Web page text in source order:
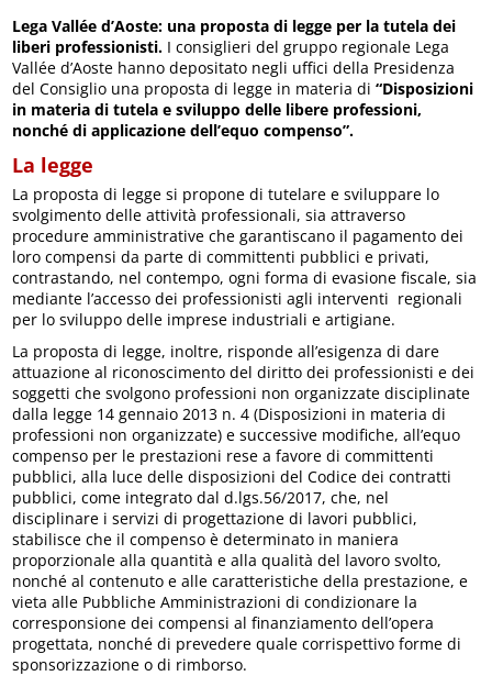
Lega Vallée d’Aoste: una proposta di legge per la tutela dei
liberi professionisti. I consiglieri del gruppo regionale Lega
Vallée d’Aoste hanno depositato negli uffici della Presidenza
del Consiglio una proposta di legge in materia di“Disposizioni
in materia di tutela e sviluppo delle libere professioni,
nonché di applicazione dell’equo compenso”.
La legge
La proposta di legge si propone di tutelare e sviluppare lo
svolgimento delle attività professionali, sia attraverso
procedure amministrative che garantiscano il pagamento dei
loro compensi da parte di committenti pubblici e privati,
contrastando, nel contempo, ogni forma di evasione fiscale, sia
mediante l’accesso dei professionisti agli interventi regionali
per lo sviluppo delle imprese industriali e artigiane.
La proposta di legge, inoltre, risponde all’esigenza di dare
attuazione al riconoscimento del diritto dei professionisti e dei
soggetti che svolgono professioni non organizzate disciplinate
dalla legge 14 gennaio 2013 n. 4 (Disposizioni in materia di
professioni non organizzate) e successive modifiche, all’equo
compenso per le prestazioni rese a favore di committenti
pubblici, alla luce delle disposizioni del Codice dei contratti
pubblici, come integrato dal d.lgs.56/2017, che, nel
disciplinare i servizi di progettazione di lavori pubblici,
stabilisce che il compenso è determinato in maniera
proporzionale alla quantità e alla qualità del lavoro svolto,
nonché al contenuto e alle caratteristiche della prestazione, e
vieta alle Pubbliche Amministrazioni di condizionare la
corresponsione dei compensi al finanziamento dell’opera
progettata, nonché di prevedere quale corrispettivo forme di
sponsorizzazione o di rimborso.